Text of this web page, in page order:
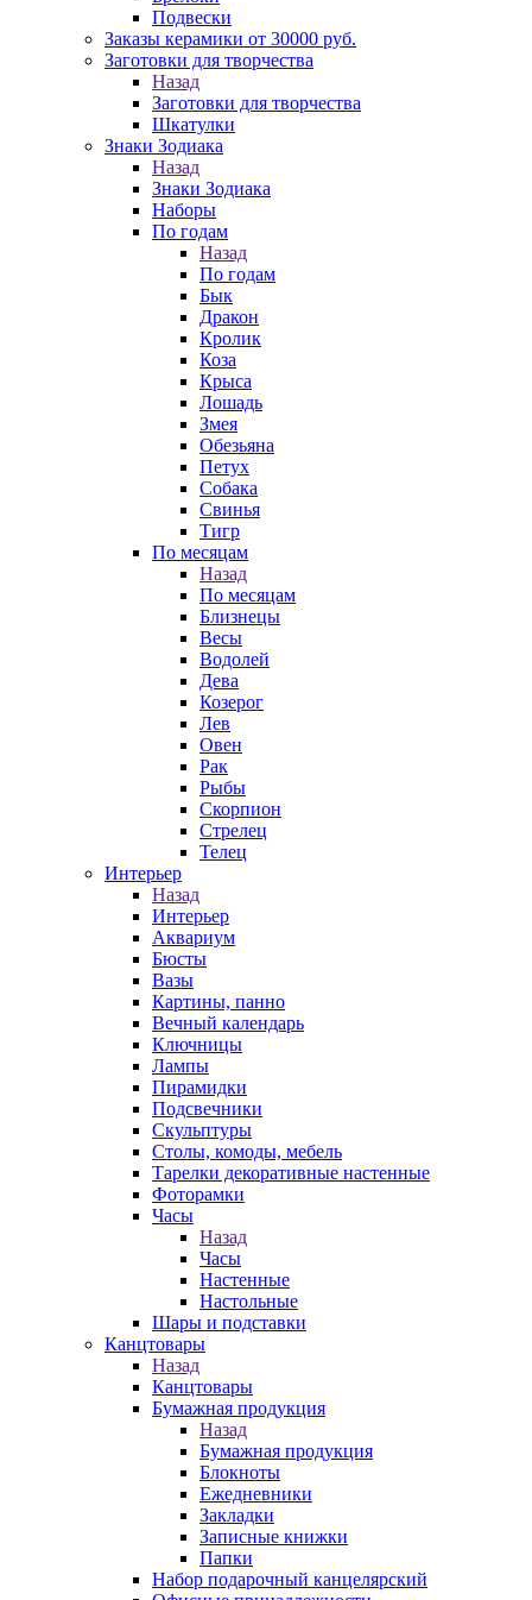
Подвески
Заказы керамики от 30000 руб.
Заготовки для творчества
Назад
Заготовки для творчества
Шкатулки
Знаки Зодиака
Назад
Знаки Зодиака
Наборы
По годам
Назад
По годам
Бык
Дракон
Кролик
Коза
Крыса
Лошадь
Змея
Обезьяна
Петух
Собака
Свинья
Тигр
По месяцам
Назад
По месяцам
Близнецы
Весы
Водолей
Дева
Козерог
Лев
Овен
Рак
Рыбы
Скорпион
Стрелец
Телец
Интерьер
Назад
Интерьер
Аквариум
Бюсты
Вазы
Картины, панно
Вечный календарь
Ключницы
Лампы
Пирамидки
Подсвечники
Скульптуры
Столы, комоды, мебель
Тарелки декоративные настенные
Фоторамки
Часы
Назад
Часы
Настенные
Настольные
Шары и подставки
Канцтовары
Назад
Канцтовары
Бумажная продукция
Назад
Бумажная продукция
Блокноты
Ежедневники
Закладки
Записные книжки
Папки
Набор подарочный канцелярский